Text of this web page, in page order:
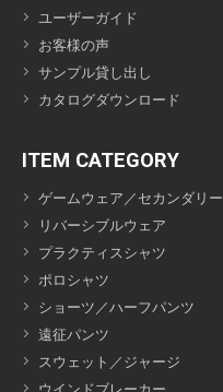
ユーザーガイド
お客様の声
サンプル貸し出し
カタログダウンロード
ITEM CATEGORY
ゲームウェア／セカンダリー
リバーシブルウェア
プラクティスシャツ
ポロシャツ
ショーツ／ハーフパンツ
遠征パンツ
スウェット／ジャージ